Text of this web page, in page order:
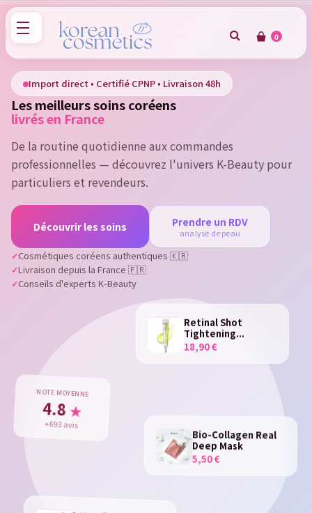
0
Import direct • Certifié CPNP • Livraison 48h
Les meilleurs soins coréens
livrés en France
De la routine quotidienne aux commandes
professionnelles — découvrez l'univers K-Beauty pour
particuliers et revendeurs.
Découvrir les soins Prendre un RDV
analyse de peau
Cosmétiques coréens authentiques 🇰🇷
Livraison depuis la France 🇫🇷
Conseils d'experts K-Beauty
Retinal Shot
Tightening...
18,90 €
Bio-Collagen Real
Deep Mask
5,50 €
NOTE MOYENNE
4.8 ★
+693 avis
Sign in
You need to be logged in to save products in your wish
list.
Cancel